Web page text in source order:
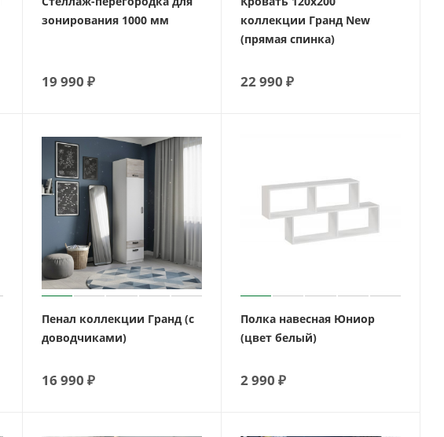
зонирования 1000 мм
19 990 ₽
коллекции Гранд New
(прямая спинка)
22 990 ₽
Пенал коллекции Гранд (с
доводчиками)
16 990 ₽
Полка навесная Юниор
(цвет белый)
2 990 ₽